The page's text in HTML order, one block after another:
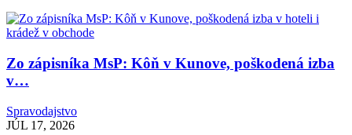
Zo zápisníka MsP: Kôň v Kunove, poškodená izba
v…
Spravodajstvo
JÚL 17, 2026